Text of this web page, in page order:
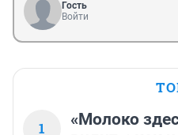
Гость
Войти
1
«Молоко